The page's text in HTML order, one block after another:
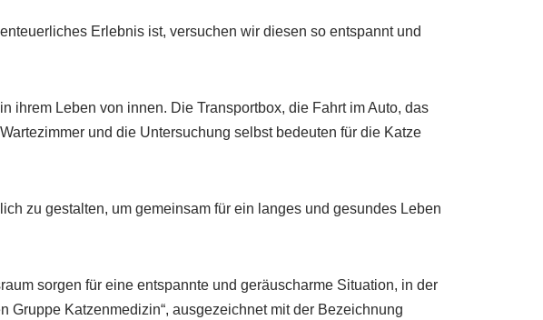
Erlebnis ist, versuchen wir diesen so entspannt und
ihrem Leben von innen. Die Transportbox, die Fahrt im Auto, das
und die Untersuchung selbst bedeuten für die Katze
zu gestalten, um gemeinsam für ein langes und gesundes Leben
sorgen für eine entspannte und geräuscharme Situation, in der
Katzenmedizin“, ausgezeichnet mit der Bezeichnung